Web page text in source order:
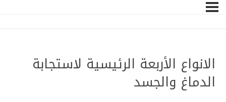
الانواع الأربعة الرئيسية لاستجابة
الدماغ والجسد